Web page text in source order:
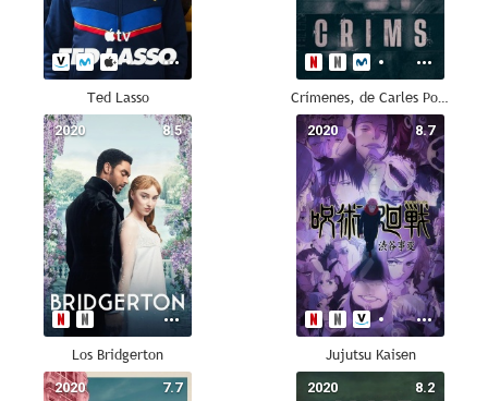
Ted Lasso Crímenes, de Carles Porta
8.5
2020
Los Bridgerton
8.7
2020
Jujutsu Kaisen
7.7
2020 8.2
2020